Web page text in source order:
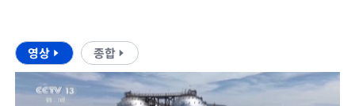
영상 종합